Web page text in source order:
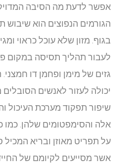
אפשר לדעת מה הסיבה המדויקת
הגורמים הנפוצים הוא שיבוש
בגוף. מזון שלא עוכל כראוי ומגיע
לעבור תהליך תסיסה במקום
גזים של מימן ופחמן דו חמצני.
יכולה לעזור לאנשים הסובלים
שיפור תפקוד מערכת העיכול
אלה והסימפטומים שלהן. כמו כן,
על תפריט מאוזן ובריא המכיל
אשר מסייעים לקיומם של